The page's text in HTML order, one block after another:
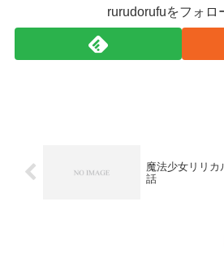
rurudorufuをフォロ
魔法少女リリ
話